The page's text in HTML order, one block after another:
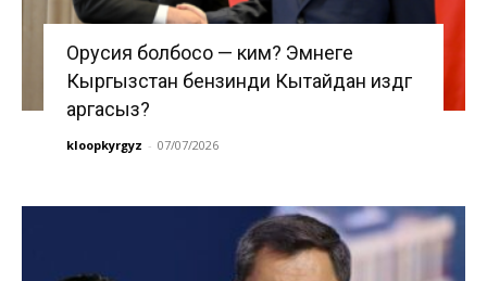
Орусия болбосо — ким? Эмнеге
Кыргызстан бензинди Кытайдан издөөгө
аргасыз?
kloopkyrgyz - 07/07/2026